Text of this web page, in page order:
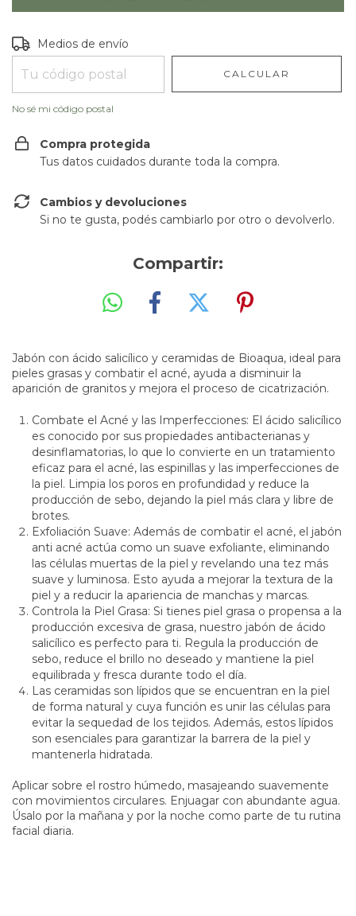
Entregas para el CP:
Medios de envío
CALCULAR
No sé mi código postal
Compra protegida
Tus datos cuidados durante toda la compra.
Cambios y devoluciones
Si no te gusta, podés cambiarlo por otro o devolverlo.
Compartir:
Jabón con ácido salicílico y ceramidas de Bioaqua, ideal para
pieles grasas y combatir el acné, ayuda a disminuir la
aparición de granitos y mejora el proceso de cicatrización.
Combate el Acné y las Imperfecciones: El ácido salicílico
es conocido por sus propiedades antibacterianas y
desinflamatorias, lo que lo convierte en un tratamiento
eficaz para el acné, las espinillas y las imperfecciones de
la piel. Limpia los poros en profundidad y reduce la
producción de sebo, dejando la piel más clara y libre de
brotes.
Exfoliación Suave: Además de combatir el acné, el jabón
anti acné actúa como un suave exfoliante, eliminando
las células muertas de la piel y revelando una tez más
suave y luminosa. Esto ayuda a mejorar la textura de la
piel y a reducir la apariencia de manchas y marcas.
Controla la Piel Grasa: Si tienes piel grasa o propensa a la
producción excesiva de grasa, nuestro jabón de ácido
salicílico es perfecto para ti. Regula la producción de
sebo, reduce el brillo no deseado y mantiene la piel
equilibrada y fresca durante todo el día.
Las ceramidas son lípidos que se encuentran en la piel
de forma natural y cuya función es unir las células para
evitar la sequedad de los tejidos. Además, estos lípidos
son esenciales para garantizar la barrera de la piel y
mantenerla hidratada.
Aplicar sobre el rostro húmedo, masajeando suavemente
con movimientos circulares. Enjuagar con abundante agua.
Úsalo por la mañana y por la noche como parte de tu rutina
facial diaria.